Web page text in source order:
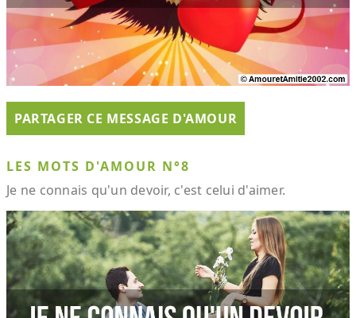
PARTAGER CE MESSAGE D'AMOUR
LES MOTS D'AMOUR N°8
Je ne connais qu'un devoir, c'est celui d'aimer.